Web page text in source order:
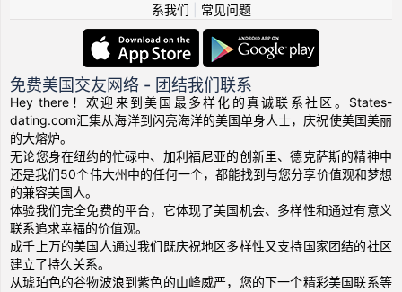
系我们
常见问题
免费美国交友网络 - 团结我们联系
Hey there！欢迎来到美国最多样化的真诚联系社区。States-
dating.com汇集从海洋到闪亮海洋的美国单身人士，庆祝使美国美丽
的大熔炉。
无论您身在纽约的忙碌中、加利福尼亚的创新里、德克萨斯的精神中
还是我们50个伟大州中的任何一个，都能找到与您分享价值观和梦想
的兼容美国人。
体验我们完全免费的平台，它体现了美国机会、多样性和通过有意义
联系追求幸福的价值观。
成千上万的美国人通过我们既庆祝地区多样性又支持国家团结的社区
建立了持久关系。
从琥珀色的谷物波浪到紫色的山峰威严，您的下一个精彩美国联系等